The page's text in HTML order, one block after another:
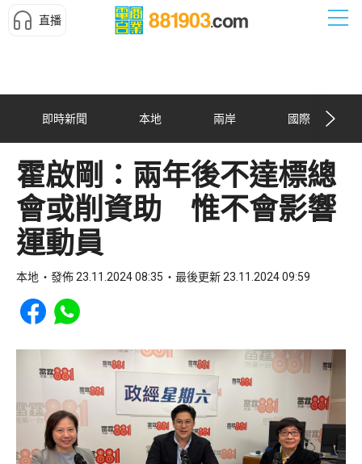
直播
即時新聞 本地 兩岸 國際
霍啟剛：兩年後不達標總
會或削資助 惟不會影響
運動員
本地 發佈 23.11.2024 08:35 最後更新 23.11.2024 09:59
Share to Facebook
Share to WhatsApp